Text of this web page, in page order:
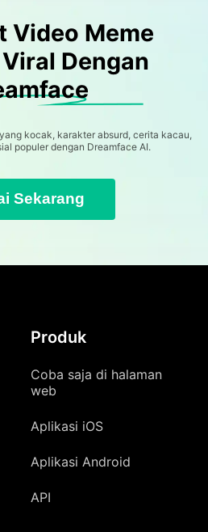
Video Meme
Dengan
kocak, karakter absurd, cerita kacau,
populer dengan Dreamface AI.
Sekarang
Produk
Coba saja di halaman
web
Aplikasi iOS
Aplikasi Android
API